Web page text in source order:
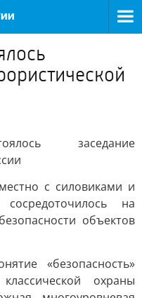
заседание
с силовиками и
на
объектов
«безопасность»
охраны